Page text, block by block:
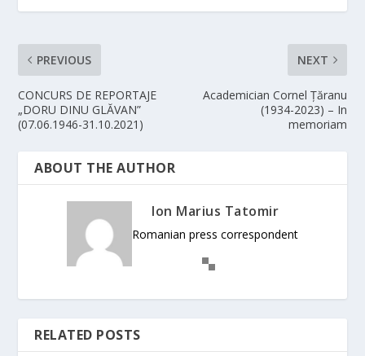
PREVIOUS
CONCURS DE REPORTAJE
„DORU DINU GLĂVAN”
(07.06.1946-31.10.2021)
NEXT
Academician Cornel Țăranu
(1934-2023) – In
memoriam
ABOUT THE AUTHOR
Ion Marius Tatomir
Romanian press correspondent
RELATED POSTS